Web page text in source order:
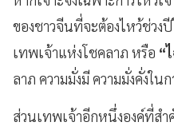
ของชาวจีนที่จะต้องไหว้ช่วง
เทพเจ้าแห่งโชคลาภ หรือ “
ลาภ ความมั่งมี ความมั่งคั่งใน
ส่วนเทพเจ้าอีกหนึ่งองค์ที่ส